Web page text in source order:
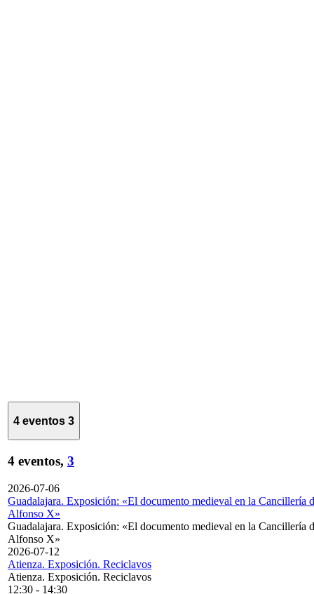
4 eventos 3
4 eventos, 3
2026-07-06
Guadalajara. Exposición: «El documento medieval en la Cancillería
Alfonso X»
Guadalajara. Exposición: «El documento medieval en la Cancillería
Alfonso X»
2026-07-12
Atienza. Exposición. Reciclavos
Atienza. Exposición. Reciclavos
12:30 - 14:30